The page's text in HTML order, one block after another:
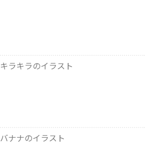
キラキラのイラスト
バナナのイラスト